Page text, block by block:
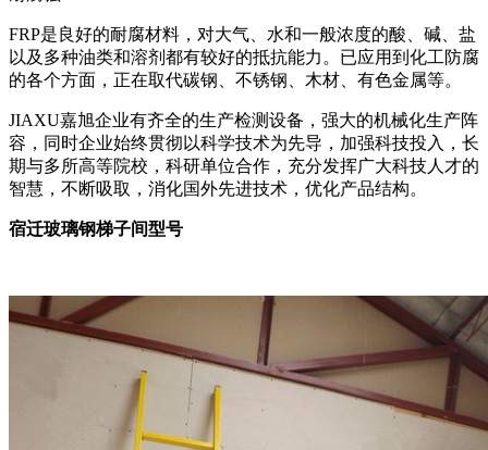
FRP是良好的耐腐材料，对大气、水和一般浓度的酸、碱、盐
以及多种油类和溶剂都有较好的抵抗能力。已应用到化工防腐
的各个方面，正在取代碳钢、不锈钢、木材、有色金属等。
JIAXU嘉旭企业有齐全的生产检测设备，强大的机械化生产阵
容，同时企业始终贯彻以科学技术为先导，加强科技投入，长
期与多所高等院校，科研单位合作，充分发挥广大科技人才的
智慧，不断吸取，消化国外先进技术，优化产品结构。
宿迁玻璃钢梯子间型号